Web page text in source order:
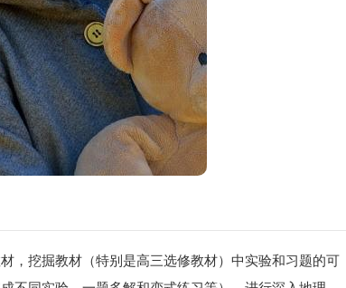
挖掘教材（特别是高三选修教材）中实验和习题的可